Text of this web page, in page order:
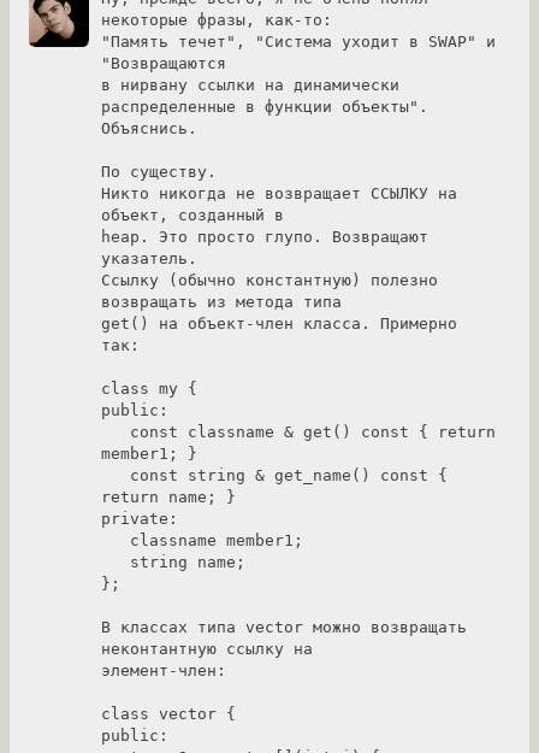
некоторые фразы, как-то:
"Память течет", "Система уходит в SWAP" и
"Возвращаются
в нирвану ссылки на динамически
распределенные в функции объекты".
Объяснись.
По существу.
Никто никогда не возвращает ССЫЛКУ на
объект, созданный в
heap. Это просто глупо. Возвращают
указатель.
Ссылку (обычно константную) полезно
возвращать из метода типа
get() на объект-член класса. Примерно
так:
class my {
public:
member1; }
return name; }
private:
};
В классах типа vector можно возвращать
неконтантную ссылку на
элемент-член:
class vector {
public: